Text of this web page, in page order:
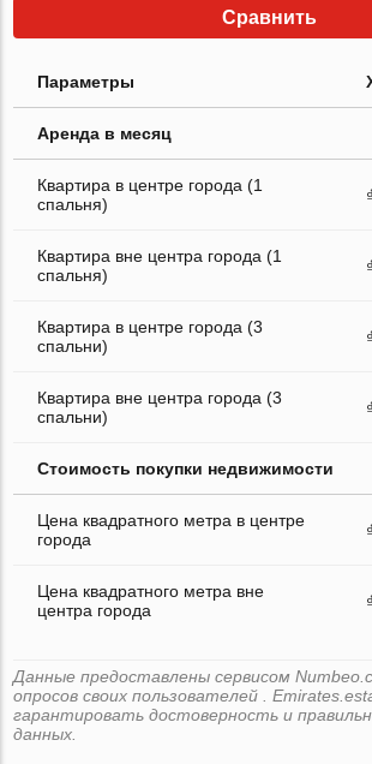
Сравнить
Параметры
Аренда в месяц
Квартира в центре города (1
спальня)
Квартира вне центра города (1
спальня)
Квартира в центре города (3
спальни)
Квартира вне центра города (3
спальни)
Стоимость покупки недвижимости
Цена квадратного метра в центре
города
Цена квадратного метра вне
центра города
Данные предоставлены сервисом
опросов своих пользователей .
гарантировать достоверность и
данных.